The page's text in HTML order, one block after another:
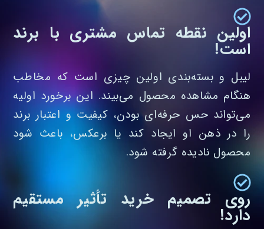
اولین نقطه تماس مشتری با برند
است!
لیبل و بسته‌بندی اولین چیزی است که مخاطب
هنگام مشاهده محصول می‌بیند. این برخورد اولیه
می‌تواند حس حرفه‌ای بودن، کیفیت و اعتبار برند
را در ذهن او ایجاد کند یا برعکس، باعث شود
محصول نادیده گرفته شود.
روی تصمیم خرید تأثیر مستقیم
دارد!